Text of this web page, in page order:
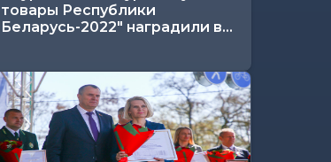
товары Республики
Беларусь-2022" наградили в...